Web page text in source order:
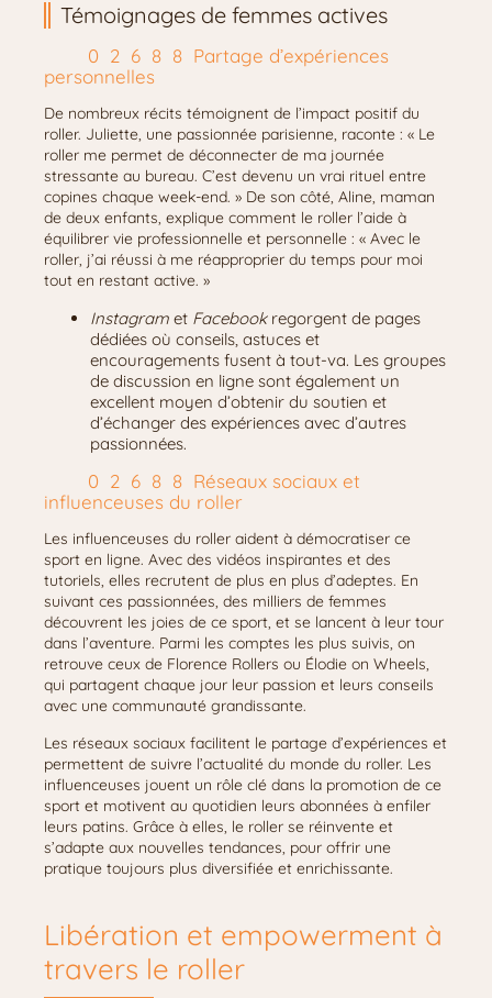
Témoignages de femmes actives
Partage d’expériences
personnelles
De nombreux récits témoignent de l’impact positif du
roller. Juliette, une passionnée parisienne, raconte : « Le
roller me permet de déconnecter de ma journée
stressante au bureau. C’est devenu un vrai rituel entre
copines chaque week-end. » De son côté, Aline, maman
de deux enfants, explique comment le roller l’aide à
équilibrer vie professionnelle et personnelle : « Avec le
roller, j’ai réussi à me réapproprier du temps pour moi
tout en restant active. »
Instagram et Facebookregorgent de pages
dédiées où conseils, astuces et
encouragements fusent à tout-va. Les groupes
de discussion en ligne sont également un
excellent moyen d’obtenir du soutien et
d’échanger des expériences avec d’autres
passionnées.
Réseaux sociaux et
influenceuses du roller
Les influenceuses du roller aident à démocratiser ce
sport en ligne. Avec des vidéos inspirantes et des
tutoriels, elles recrutent de plus en plus d’adeptes. En
suivant ces passionnées, des milliers de femmes
découvrent les joies de ce sport, et se lancent à leur tour
dans l’aventure. Parmi les comptes les plus suivis, on
retrouve ceux de Florence Rollers ou Élodie on Wheels,
qui partagent chaque jour leur passion et leurs conseils
avec une communauté grandissante.
Les réseaux sociaux facilitent le partage d’expériences et
permettent de suivre l’actualité du monde du roller. Les
influenceuses jouent un rôle clé dans la promotion de ce
sport et motivent au quotidien leurs abonnées à enfiler
leurs patins. Grâce à elles, le roller se réinvente et
s’adapte aux nouvelles tendances, pour offrir une
pratique toujours plus diversifiée et enrichissante.
Libération et empowerment à
travers le roller